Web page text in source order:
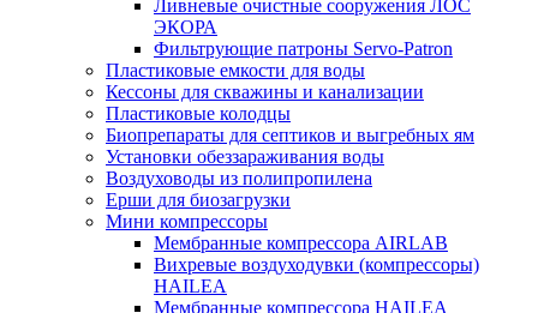
Ливневые очистные сооружения ЛОС
ЭКОРА
Фильтрующие патроны Servo-Patron
Пластиковые емкости для воды
Кессоны для скважины и канализации
Пластиковые колодцы
Биопрепараты для септиков и выгребных ям
Установки обеззараживания воды
Воздуховоды из полипропилена
Ерши для биозагрузки
Мини компрессоры
Мембранные компрессора AIRLAB
Вихревые воздуходувки (компрессоры)
HAILEA
Мембранные компрессора HAILEA